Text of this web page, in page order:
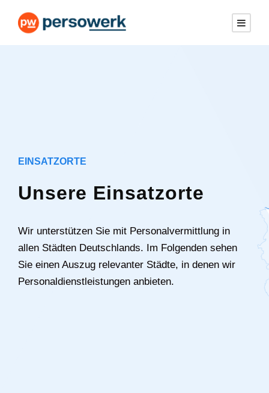
EINSATZORTE
Unsere Einsatzorte
Wir unterstützen Sie mit Personalvermittlung in
allen Städten Deutschlands. Im Folgenden sehen
Sie einen Auszug relevanter Städte, in denen wir
Personaldienstleistungen anbieten.